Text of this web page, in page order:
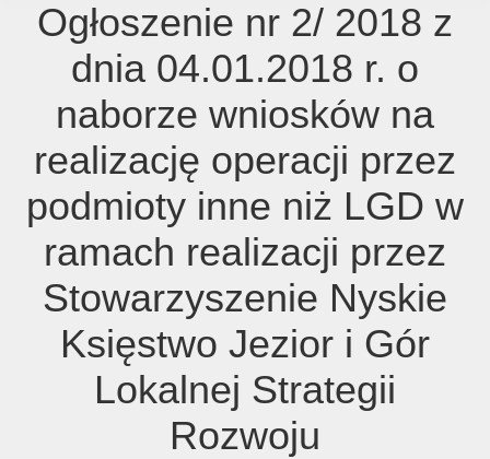
Ogłoszenie nr 2/ 2018 z
dnia 04.01.2018 r. o
naborze wniosków na
realizację operacji przez
podmioty inne niż LGD w
ramach realizacji przez
Stowarzyszenie Nyskie
Księstwo Jezior i Gór
Lokalnej Strategii
Rozwoju